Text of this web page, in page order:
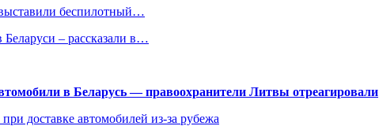
беспилотный…
Беларуси – рассказали в…
в Беларусь — правоохранители Литвы отреагировали
доставке автомобилей из-за рубежа